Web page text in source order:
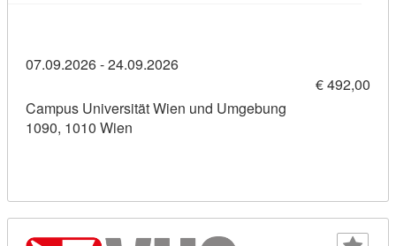
07.09.2026 - 24.09.2026
€ 492,00
Campus Universität Wien und Umgebung
1090, 1010 Wien